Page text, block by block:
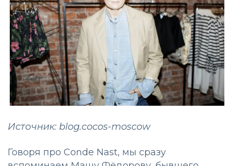
Источник: blog.cocos-moscow
Говоря про Conde Nast, мы сразу